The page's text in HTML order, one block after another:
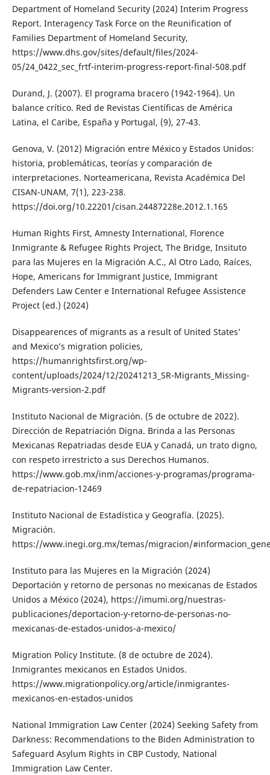
Department of Homeland Security (2024) Interim Progress
Report. Interagency Task Force on the Reunification of
Families Department of Homeland Security,
https://www.dhs.gov/sites/default/files/2024-
05/24_0422_sec_frtf-interim-progress-report-final-508.pdf
Durand, J. (2007). El programa bracero (1942-1964). Un
balance crítico. Red de Revistas Científicas de América
Latina, el Caribe, España y Portugal, (9), 27-43.
Genova, V. (2012) Migración entre México y Estados Unidos:
historia, problemáticas, teorías y comparación de
interpretaciones. Norteamericana, Revista Académica Del
CISAN-UNAM, 7(1), 223-238.
https://doi.org/10.22201/cisan.24487228e.2012.1.165
Human Rights First, Amnesty International, Florence
Inmigrante & Refugee Rights Project, The Bridge, Insituto
para las Mujeres en la Migración A.C., Al Otro Lado, Raíces,
Hope, Americans for Immigrant Justice, Immigrant
Defenders Law Center e International Refugee Assistence
Project (ed.) (2024)
Disappearences of migrants as a result of United States’
and Mexico’s migration policies,
https://humanrightsfirst.org/wp-
content/uploads/2024/12/20241213_SR-Migrants_Missing-
Migrants-version-2.pdf
Instituto Nacional de Migración. (5 de octubre de 2022).
Dirección de Repatriación Digna. Brinda a las Personas
Mexicanas Repatriadas desde EUA y Canadá, un trato digno,
con respeto irrestricto a sus Derechos Humanos.
https://www.gob.mx/inm/acciones-y-programas/programa-
de-repatriacion-12469
Instituto Nacional de Estadística y Geografía. (2025).
Migración.
https://www.inegi.org.mx/temas/migracion/
Instituto para las Mujeres en la Migración (2024)
Deportación y retorno de personas no mexicanas de Estados
Unidos a México (2024), https://imumi.org/nuestras-
publicaciones/deportacion-y-retorno-de-personas-no-
mexicanas-de-estados-unidos-a-mexico/
Migration Policy Institute. (8 de octubre de 2024).
Inmigrantes mexicanos en Estados Unidos.
https://www.migrationpolicy.org/article/inmigrantes-
mexicanos-en-estados-unidos
National Immigration Law Center (2024) Seeking Safety from
Darkness: Recommendations to the Biden Administration to
Safeguard Asylum Rights in CBP Custody, National
Immigration Law Center.